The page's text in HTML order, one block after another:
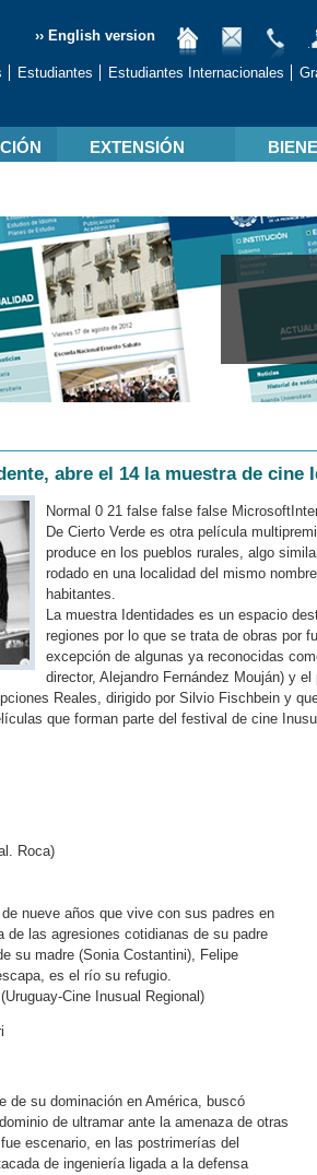
›› English version
Estudiantes Estudiantes Internacionales
EXTENSIÓN
abre el 14 la muestra de cine
Normal 0 21 false false false
De Cierto Verde es otra película
produce en los pueblos rurales, algo
rodado en una localidad del mismo
habitantes.
La muestra Identidades es un espacio
regiones por lo que se trata de obras por
excepción de algunas ya reconocidas
director, Alejandro Fernández Mouján) y
Reales, dirigido por Silvio Fischbein y
que forman parte del festival de cine
Roca)
nueve años que vive con sus padres en
de las agresiones cotidianas de su padre
su madre (Sonia Costantini), Felipe
es el río su refugio.
Cine Inusual Regional)
de su dominación en América, buscó
de ultramar ante la amenaza de otras
escenario, en las postrimerías del
de ingeniería ligada a la defensa